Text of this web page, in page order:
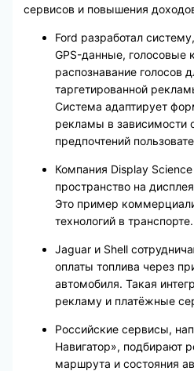
сервисов и повышения
Ford разработал
GPS-данные, голосовые
распознавание голосов
таргетированной
Система адаптирует
рекламы в зависимости
предпочтений
Компания Display
пространство на
Это пример
технологий в транспорте.
Jaguar и Shell
оплаты топлива через
автомобиля. Такая
рекламу и платёжные
Российские сервисы,
Навигатор», подбирают
маршрута и состояния